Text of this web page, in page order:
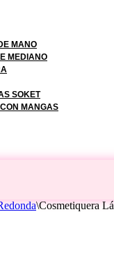
MANO
MEDIANO
SOKET
MANGAS
\Cosmetiquera